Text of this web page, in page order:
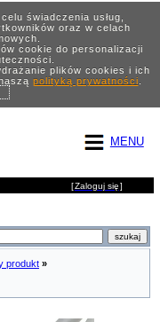
świadczenia usług,
oraz w celach
cookie do personalizacji
plików cookies i ich
polityką prywatności.
MENU
[Zaloguj się]
produkt »